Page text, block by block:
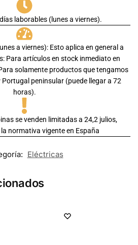
laborables (lunes a viernes).
a viernes): Esto aplica en general a
Para artículos en stock inmediato en
solamente productos que tengamos
peninsular (puede llegar a 72
horas).
se venden limitadas a 24,2 julios,
normativa vigente en España
Eléctricas